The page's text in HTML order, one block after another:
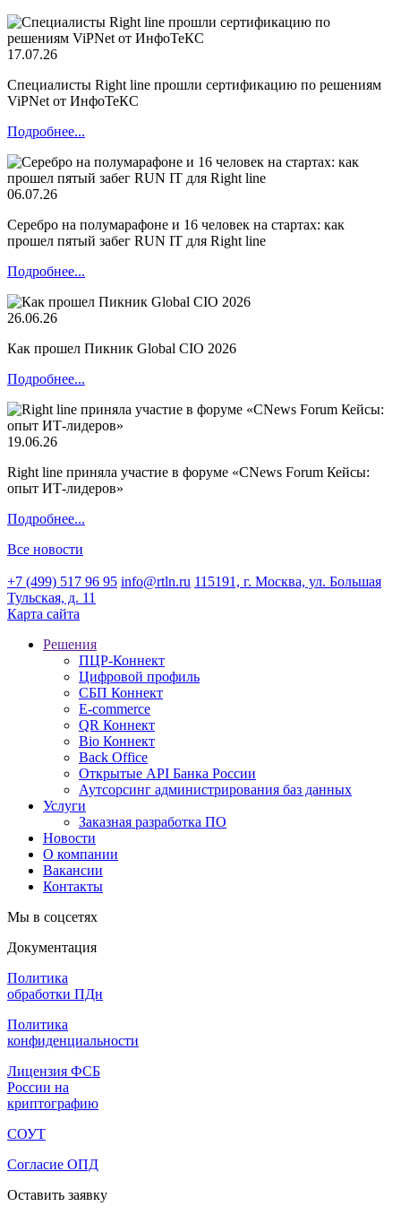
17.07.26
Специалисты Right line прошли сертификацию по решениям
ViPNet от ИнфоТеКС
Подробнее...
06.07.26
Серебро на полумарафоне и 16 человек на стартах: как
прошел пятый забег RUN IT для Right line
Подробнее...
26.06.26
Как прошел Пикник Global CIO 2026
Подробнее...
19.06.26
Right line приняла участие в форуме «CNews Forum Кейсы:
опыт ИТ-лидеров»
Подробнее...
Все новости
+7 (499) 517 96 95 info@rtln.ru 115191, г. Москва, ул. Большая
Тульская, д. 11
Карта сайта
Решения
ПЦР-Коннект
Цифровой профиль
СБП Коннект
E-commerce
QR Коннект
Bio Коннект
Back Office
Открытые API Банка России
Аутсорсинг администрирования баз данных
Услуги
Заказная разработка ПО
Новости
О компании
Вакансии
Контакты
Мы в соцсетях
Документация
Политика
обработки ПДн
Политика
конфиденциальности
Лицензия ФСБ
России на
криптографию
СОУТ
Согласие ОПД
Оставить заявку